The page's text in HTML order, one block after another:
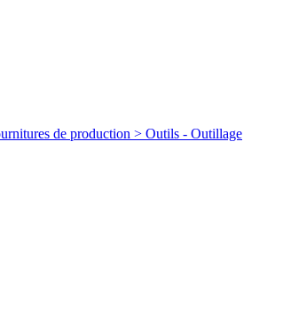
de production > Outils - Outillage